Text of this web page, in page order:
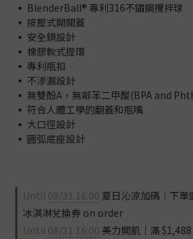
▪️ BlenderBall® 專利316不鏽鋼攪拌球
▪️ 按壓式開關蓋
▪️ 安全鎖設計
▪️ 橡膠軟式提環
▪️ 專利瓶扣
▪️ 不滲漏設計
▪️ 無雙酚A，無鄰苯二甲酸(BPA and
▪️ 符合人體工學的翻蓋和瓶嘴
▪️ 大口徑設計
▪️ 圓弧底座設計
Until 08/31 16:00 夏日沁涼加碼｜下單
冰淇淋兌換券 on order
Until 08/31 16:00 美力開肌｜滿